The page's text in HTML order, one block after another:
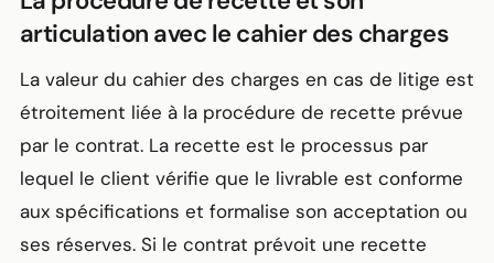
articulation avec le cahier des charges
La valeur du cahier des charges en cas de litige est
étroitement liée à la procédure de recette prévue
par le contrat. La recette est le processus par
lequel le client vérifie que le livrable est conforme
aux spécifications et formalise son acceptation ou
ses réserves. Si le contrat prévoit une recette